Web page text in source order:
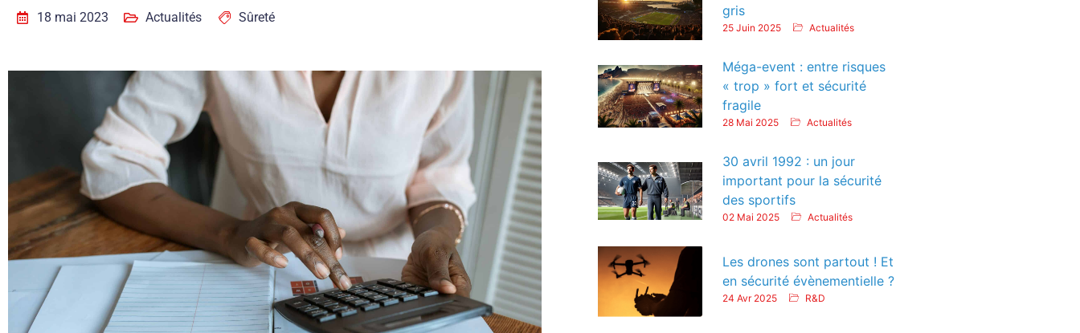
18 mai 2023 Actualités Sûreté
gris
25 Juin 2025 Actualités
Méga-event : entre risques
« trop » fort et sécurité
fragile
28 Mai 2025 Actualités
30 avril 1992 : un jour
important pour la sécurité
des sportifs
02 Mai 2025 Actualités
Les drones sont partout ! Et
en sécurité évènementielle ?
24 Avr 2025 R&D